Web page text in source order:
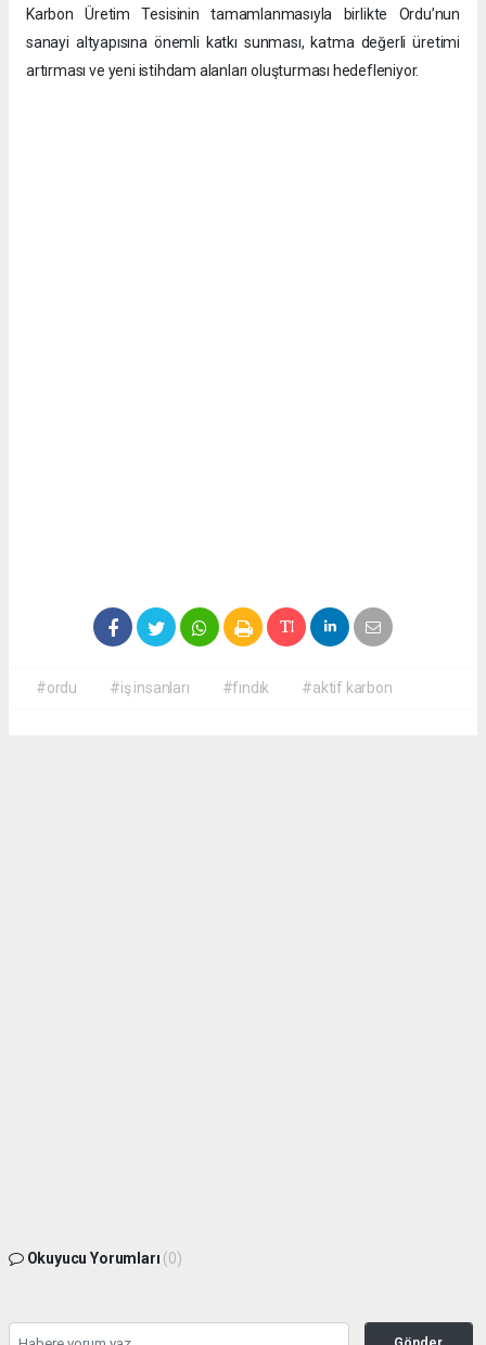
Karbon Üretim Tesisinin tamamlanmasıyla birlikte Ordu’nun
sanayi altyapısına önemli katkı sunması, katma değerli üretimi
artırması ve yeni istihdam alanları oluşturması hedefleniyor.
#ordu #iş insanları #fındık #aktif karbon
Okuyucu Yorumları (0)